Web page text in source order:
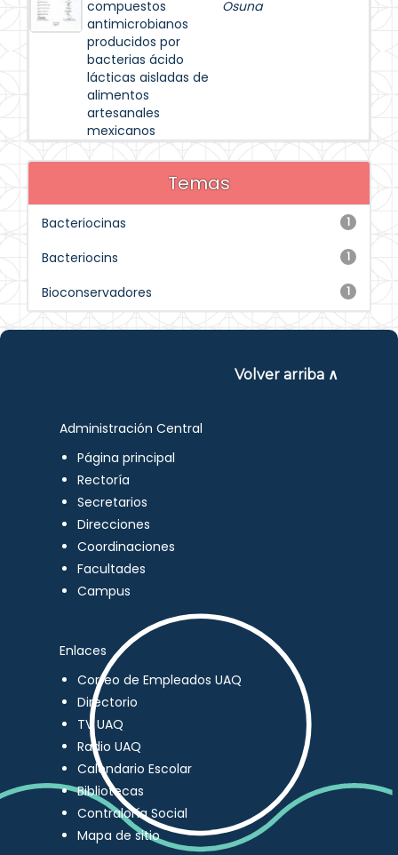
compuestos
antimicrobianos
producidos por
bacterias ácido
lácticas aisladas de
alimentos
artesanales
mexicanos
Osuna
Temas
1
Bacteriocinas
1
Bacteriocins
1
Bioconservadores
Volver arriba ∧
Administración Central
Página principal
Rectoría
Secretarios
Direcciones
Coordinaciones
Facultades
Campus
Enlaces
Correo de Empleados UAQ
Directorio
TV UAQ
Radio UAQ
Calendario Escolar
Bibliotecas
Contraloría Social
Mapa de sitio